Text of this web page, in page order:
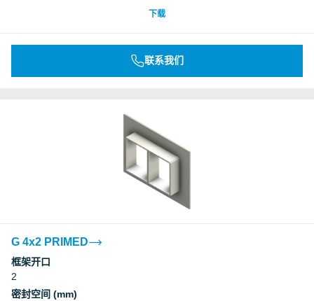
下载
联系我们
G 4x2 PRIMED
框架开口
2
密封空间 (mm)